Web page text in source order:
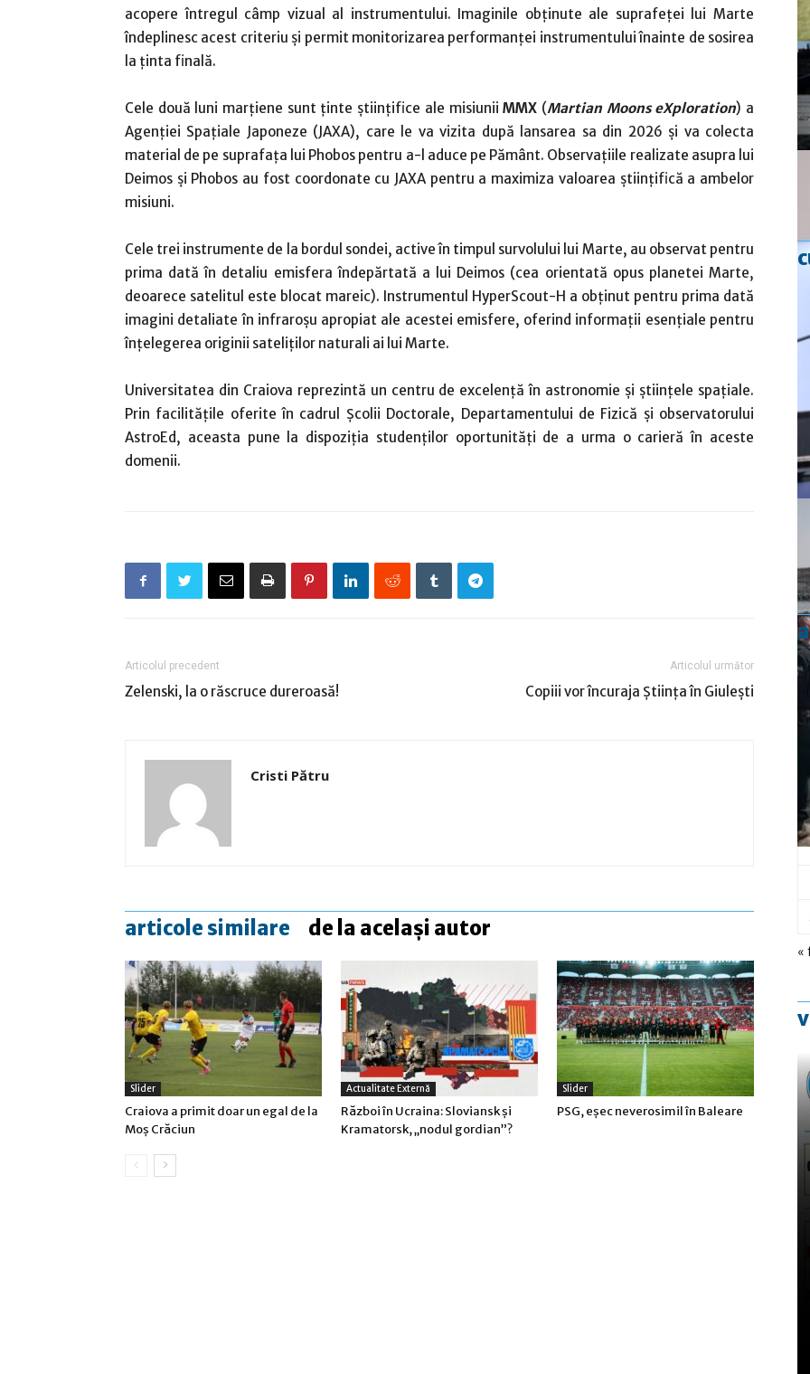
acopere întregul câmp vizual al instrumentului. Imaginile obținute ale suprafeței lui Marte
îndeplinesc acest criteriu și permit monitorizarea performanței instrumentului înainte de sosirea
la ținta finală.
Cele două luni marțiene sunt ținte științifice ale misiuniiMMX (Martian Moons eXploration) a
Agenției Spațiale Japoneze (JAXA), care le va vizita după lansarea sa din 2026 și va colecta
material de pe suprafața lui Phobos pentru a-l aduce pe Pământ. Observațiile realizate asupra lui
Deimos și Phobos au fost coordonate cu JAXA pentru a maximiza valoarea științifică a ambelor
misiuni.
Cele trei instrumente de la bordul sondei, active în timpul survolului lui Marte, au observat pentru
prima dată în detaliu emisfera îndepărtată a lui Deimos (cea orientată opus planetei Marte,
deoarece satelitul este blocat mareic). Instrumentul HyperScout-H a obținut pentru prima dată
imagini detaliate în infraroșu apropiat ale acestei emisfere, oferind informații esențiale pentru
înțelegerea originii sateliților naturali ai lui Marte.
Universitatea din Craiova reprezintă un centru de excelență în astronomie și științele spațiale.
Prin facilitățile oferite în cadrul Școlii Doctorale, Departamentului de Fizică și observatorului
AstroEd, aceasta pune la dispoziția studenților oportunități de a urma o carieră în aceste
domenii.
Articolul precedent
Zelenski, la o răscruce dureroasă!
Articolul următor
Copiii vor încuraja Ştiinţa în Giuleşti
Cristi Pătru
articole similare de la același autor
Slider
Craiova a primit doar un egal de la
Moş Crăciun
Actualitate Externă
Război în Ucraina: Sloviansk şi
Kramatorsk, „nodul gordian”?
Slider
PSG, eşec neverosimil în Baleare
«